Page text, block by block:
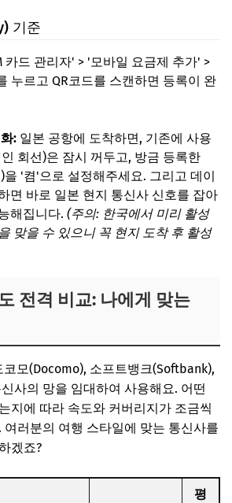
기준
카드 관리자' > '모바일 요금제 추가' >
누르고 QR코드를 스캔하면 등록이 완
: 일본 공항에 도착하면, 기존에 사용
회선)은 잠시 꺼두고, 방금 등록한
을 '켬'으로 설정해주세요. 그리고 데이
면 바로 일본 현지 통신사 신호를 잡아
해집니다. (주의: 한국에서 미리 활성
맞을 수 있으니 꼭 현지 도착 후 활성
전격 비교: 나에게 맞는
코모(Docomo), 소프트뱅크(Softbank),
사의 망을 임대하여 사용해요. 어떤
지에 따라 속도와 커버리지가 조금씩
여러분의 여행 스타일에 맞는 통신사를
겠죠?
평